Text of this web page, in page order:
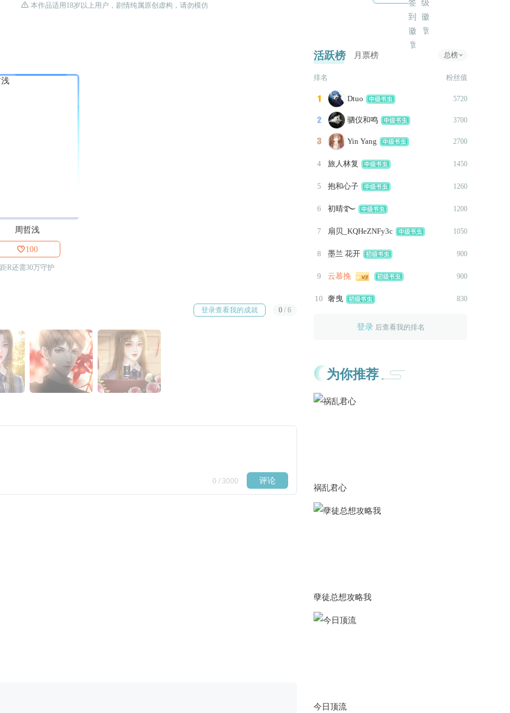
作品首次发布13000+
作品发布上架
 本作品适用18岁以上用户，剧情纯属原创虚构，请勿模仿
周哲浅
100
距R还需30万守护
登录查看我的成就 0 / 6
总榜
活跃榜 月票榜
排名 粉丝值
 Dtuo 5720
 驷仪和鸣 3700
 Yin Yang 2700
4 旅人林复 1450
5 抱和心子 1260
6 初晴࿐ 1200
7 扇贝_KQHeZNFy3c 1050
8 墨兰 花开 900
9 云慕挽 900
10 奢曳 830
登录后查看我的排名
为你推荐
祸乱君心
孽徒总想攻略我
今日顶流